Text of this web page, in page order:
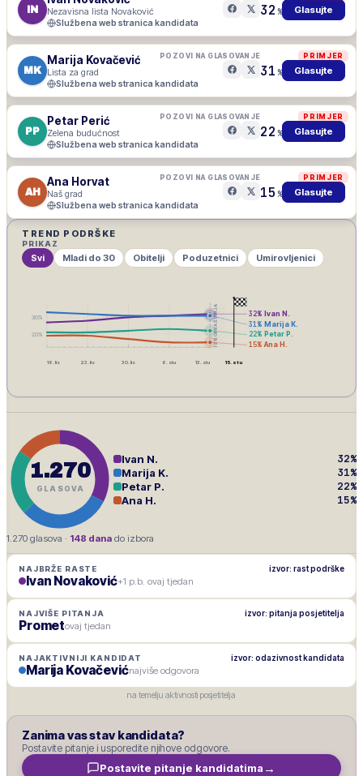
IN Nezavisna lista Novaković
Službena web stranica kandidata
32 % Glasujte
PRIMJER
MK
Marija Kovačević
Lista za grad
POZOVI NA GLASOVANJE
Službena web stranica kandidata
31 % Glasujte
PRIMJER
PP
Petar Perić
Zelena budućnost
POZOVI NA GLASOVANJE
Službena web stranica kandidata
22 % Glasujte
PRIMJER
AH
Ana Horvat
Naš grad
POZOVI NA GLASOVANJE
Službena web stranica kandidata
15 % Glasujte
TREND PODRŠKE
PRIKAZ
Svi Mladi do 30 Obitelji Poduzetnici Umirovljenici
IZBORNA ŠUTNJA
20%
30% 32% Ivan N.
31% Marija K.
22% Petar P.
15% Ana H.
16. lis 23. lis 30. lis 6. stu 13. stu 15. stu
1.270
GLASOVA
Ivan N. 32%
Marija K. 31%
Petar P. 22%
Ana H. 15%
1.270 glasova · 148 dana do izbora
NAJBRŽE RASTE izvor: rast podrške
Ivan Novaković+1 p.b. ovaj tjedan
NAJVIŠE PITANJA izvor: pitanja posjetitelja
Prometovaj tjedan
NAJAKTIVNIJI KANDIDAT izvor: odazivnost kandidata
Marija Kovačevićnajviše odgovora
na temelju aktivnosti posjetitelja
Zanima vas stav kandidata?
Postavite pitanje i usporedite njihove odgovore.
Postavite pitanje kandidatima →